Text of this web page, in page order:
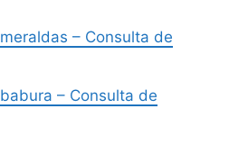
– Consulta de
– Consulta de